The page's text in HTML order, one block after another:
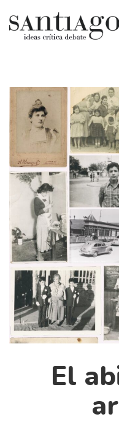
Actualidad
Archivo Cenfoto-UDP
Arquetipos de situación
Artes visuales
Ciencia
Cine y televisión
Ciudad
Cómics
Críticas
Cultura
Diccionario portátil de
Documentos
Fragmentos
Historia material de los
El